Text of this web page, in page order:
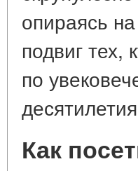
опираясь
подвиг тех,
по
Как